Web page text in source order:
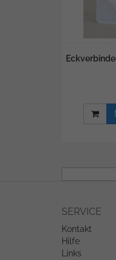
SERVICE
Kontakt
Hilfe
Links